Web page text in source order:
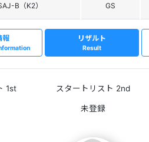
B（K2） GS
報 リザルト
Result
1st スタートリスト 2nd